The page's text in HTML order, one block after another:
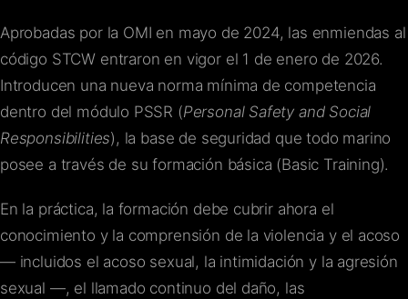
Aprobadas por la OMI en mayo de 2024, las enmiendas al
código STCW entraron en vigor el 1 de enero de 2026.
Introducen una nueva norma mínima de competencia
dentro del módulo PSSR (Personal Safety and Social
Responsibilities), la base de seguridad que todo marino
posee a través de su formación básica (Basic Training).
En la práctica, la formación debe cubrir ahora el
conocimiento y la comprensión de la violencia y el acoso
— incluidos el acoso sexual, la intimidación y la agresión
sexual —, el llamado continuo del daño, las